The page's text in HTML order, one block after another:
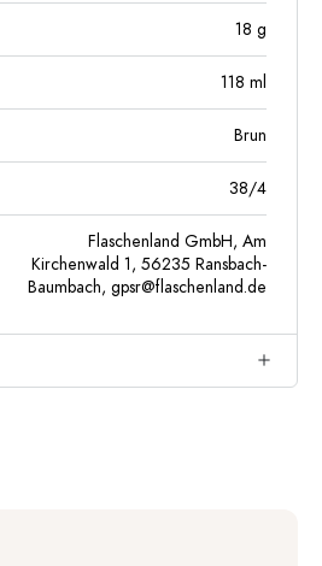
18 g
118 ml
Brun
38/4
Flaschenland GmbH, Am
Kirchenwald 1, 56235 Ransbach-
Baumbach, gpsr@flaschenland.de